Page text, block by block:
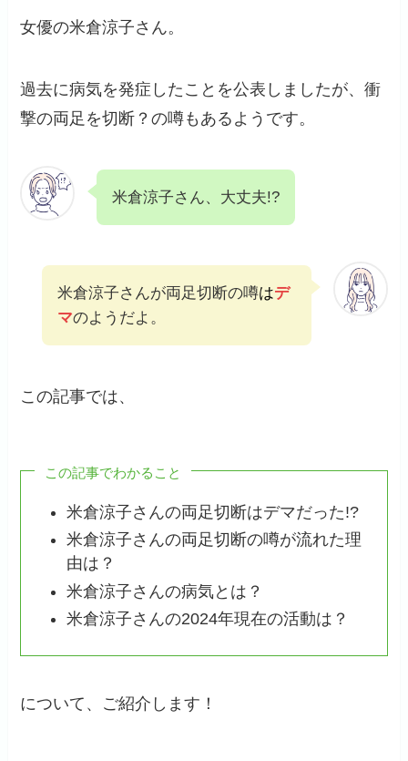
女優の米倉涼子さん。
過去に病気を発症したことを公表しましたが、衝
撃の両足を切断？の噂もあるようです。
米倉涼子さん、大丈夫!?
米倉涼子さんが両足切断の噂はデ
マのようだよ。
この記事では、
この記事でわかること
米倉涼子さんの両足切断はデマだった!?
米倉涼子さんの両足切断の噂が流れた理
由は？
米倉涼子さんの病気とは？
米倉涼子さんの2024年現在の活動は？
について、ご紹介します！